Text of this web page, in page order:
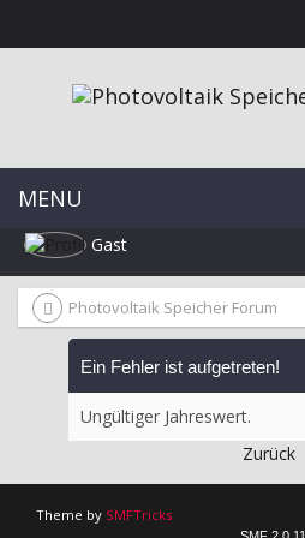
MENU
Gast
Photovoltaik Speicher Forum
Ein Fehler ist aufgetreten!
Ungültiger Jahreswert.
Zurück
Theme by SMFTricks
SMF 2.0.11